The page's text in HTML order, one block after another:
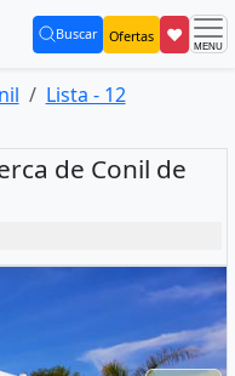
Buscar
(current) Ofertas ❤
Lista - 12
de Conil de